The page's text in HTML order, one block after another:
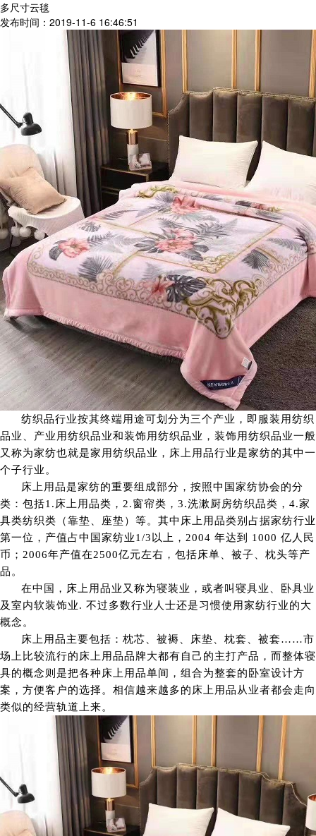
多尺寸云毯
发布时间：2019-11-6 16:46:51
纺织品行业按其终端用途可划分为三个产业，即服装用纺织
品业、产业用纺织品业和装饰用纺织品业，装饰用纺织品业一般
又称为家纺也就是家用纺织品业，床上用品行业是家纺的其中一
个子行业。
床上用品是家纺的重要组成部分，按照中国家纺协会的分
类：包括1.床上用品类，2.窗帘类，3.洗漱厨房纺织品类，4.家
具类纺织类（靠垫、座垫）等。其中床上用品类别占据家纺行业
第一位，产值占中国家纺业1/3以上，2004 年达到 1000 亿人民
币；2006年产值在2500亿元左右，包括床单、被子、枕头等产
品。
在中国，床上用品业又称为寝装业，或者叫寝具业、卧具业
及室内软装饰业. 不过多数行业人士还是习惯使用家纺行业的大
概念。
床上用品主要包括：枕芯、被褥、床垫、枕套、被套……市
场上比较流行的床上用品品牌大都有自己的主打产品，而整体寝
具的概念则是把各种床上用品单间，组合为整套的卧室设计方
案，方便客户的选择。相信越来越多的床上用品从业者都会走向
类似的经营轨道上来。